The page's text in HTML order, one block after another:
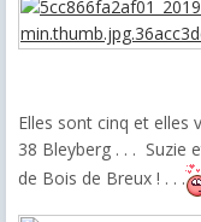
Elles sont cinq et elles
38 Bleyberg . . . Suzie
de Bois de Breux ! . . .